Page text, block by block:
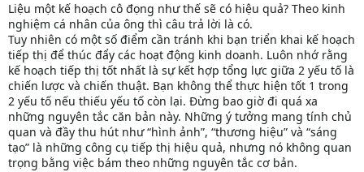
Liệu một kế hoạch cô đọng như thế sẽ có hiệu quả? Theo kinh
nghiệm cá nhân của ông thì câu trả lời là có.
Tuy nhiên có một số điểm cần tránh khi bạn triển khai kế hoạch
tiếp thị để thúc đẩy các hoạt động kinh doanh. Luôn nhớ rằng
kế hoạch tiếp thị tốt nhất là sự kết hợp tổng lực giữa 2 yếu tố là
chiến lược và chiến thuật. Bạn không thể thực hiện tốt 1 trong
2 yếu tố nếu thiếu yếu tố còn lại. Đừng bao giờ đi quá xa
những nguyên tắc căn bản này. Những ý tưởng mang tính chủ
quan và đầy thu hút như “hình ảnh”, “thương hiệu” và “sáng
tạo” là những công cụ tiếp thị hiệu quả, nhưng nó không quan
trọng bằng việc bám theo những nguyên tắc cơ bản.